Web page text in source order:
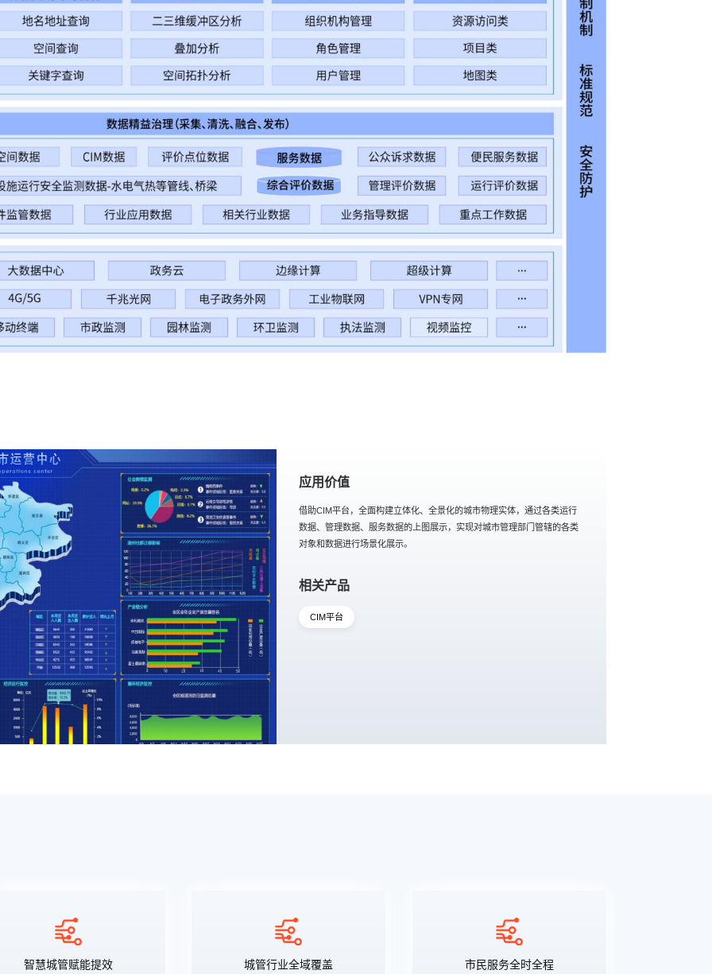
应用价值
借助CIM平台，全面构建立体化、全景化的城市物理实体，通过各类运行
数据、管理数据、服务数据的上图展示，实现对城市管理部门管辖的各类
对象和数据进行场景化展示。
相关产品
CIM平台
智慧城管赋能提效 城管行业全域覆盖 市民服务全时全程